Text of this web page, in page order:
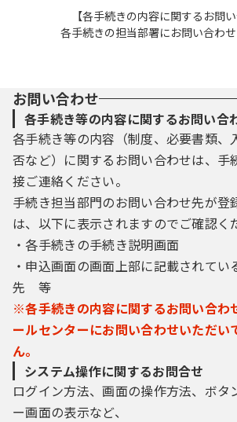
【各手続きの内容に関するお問い
各手続きの担当部署にお問い合わせ
お問い合わせ
各手続き等の内容に関するお問い合
各手続き等の内容（制度、必要書類、
否など）に関するお問い合わせは、手
接ご連絡ください。
手続き担当部門のお問い合わせ先が登
は、以下に表示されますのでご確認く
・各手続きの手続き説明画面
・申込画面の画面上部に記載されてい
先 等
※各手続きの内容に関するお問い合わ
ールセンターにお問い合わせいただい
ん。
システム操作に関するお問合せ
ログイン方法、画面の操作方法、ボタ
ー画面の表示など、